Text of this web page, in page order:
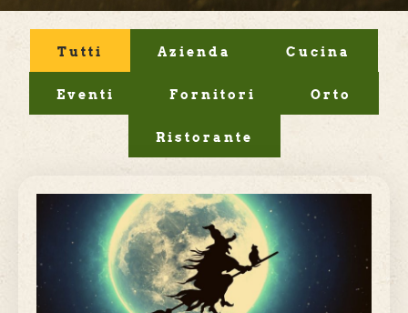
Azienda Cucina
Eventi Fornitori Orto
Ristorante
Tutti